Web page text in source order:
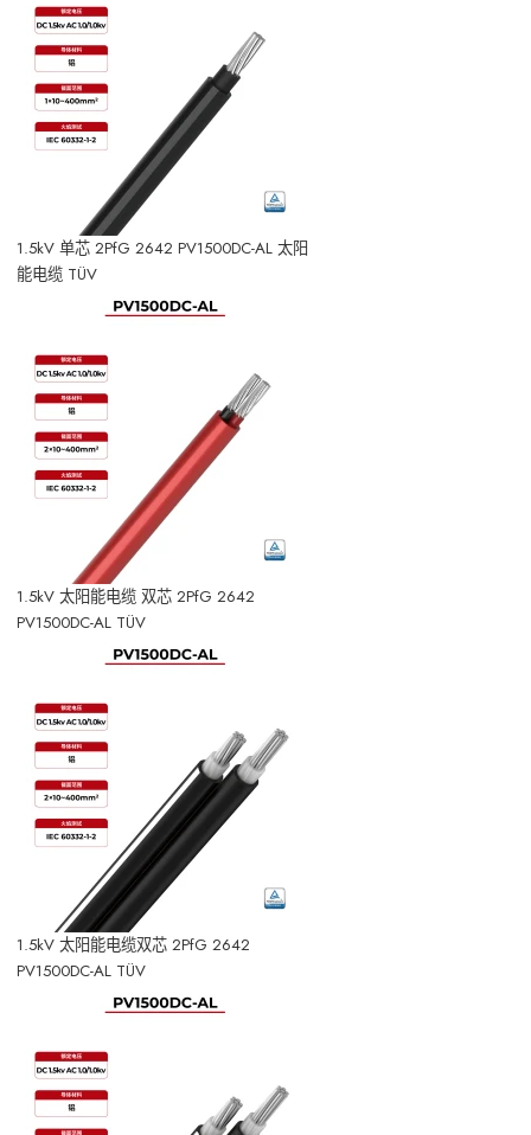
1.5kV 单芯 2PfG 2642 PV1500DC-AL 太阳
能电缆 TÜV
1.5kV 太阳能电缆 双芯 2PfG 2642
PV1500DC-AL TÜV
1.5kV 太阳能电缆双芯 2PfG 2642
PV1500DC-AL TÜV